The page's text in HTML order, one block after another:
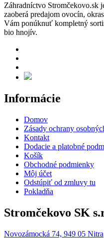
Záhradníctvo Stromčekovo.sk
zaoberá predajom ovocín,
Vám ponúknuť kompletný
bio hnojív.
Informácie
Domov
Zásady ochrany
Kontakt
Dodacie a platobné
Košík
Obchodné podmienky
Môj účet
Odstúpiť od zmluvy tu
Pokladňa
Stromčekovo SK
Novozámocká 74, 949 05 Nitra